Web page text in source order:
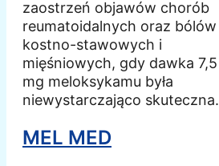
zaostrzeń objawów chorób
reumatoidalnych oraz bólów
kostno-stawowych i
mięśniowych, gdy dawka 7,5
mg meloksykamu była
niewystarczająco skuteczna.
MEL MED